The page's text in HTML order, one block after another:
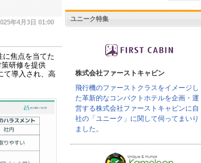
年4月3日 01:00
焦点を当てた
研修を提供
て導入され、高
ユニーク特集
株式会社ファーストキャビン
飛行機のファーストクラスをイメージし
た革新的なコンパクトホテルを企画・運
営する株式会社ファーストキャビンに自
社の「ユニーク」に関して伺ってまいり
ました。